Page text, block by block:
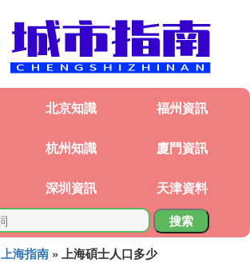
北京知識 福州資訊
杭州知識 廈門資訊
深圳資訊 天津資料
搜索
上海指南 » 上海碩士人口多少